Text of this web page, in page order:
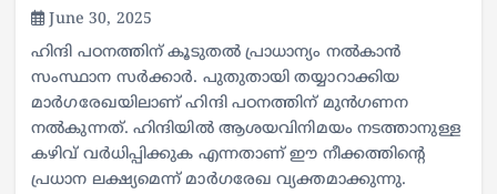
June 30, 2025
ഹിന്ദി പഠനത്തിന് കൂടുതൽ പ്രാധാന്യം നൽകാൻ
സംസ്ഥാന സർക്കാർ. പുതുതായി തയ്യാറാക്കിയ
മാർഗരേഖയിലാണ് ഹിന്ദി പഠനത്തിന് മുൻഗണന
നൽകുന്നത്. ഹിന്ദിയിൽ ആശയവിനിമയം നടത്താനുള്ള
കഴിവ് വർധിപ്പിക്കുക എന്നതാണ് ഈ നീക്കത്തിന്റെ
പ്രധാന ലക്ഷ്യമെന്ന് മാർഗരേഖ വ്യക്തമാക്കുന്നു.